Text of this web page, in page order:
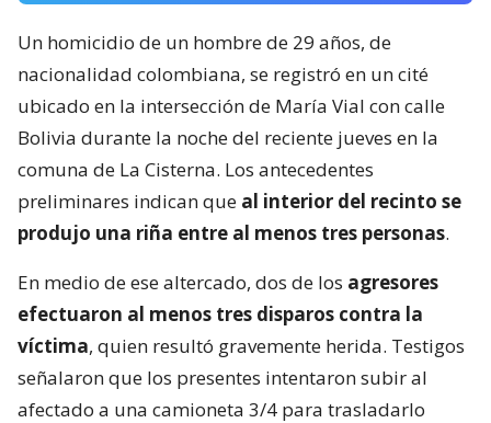
Un homicidio de un hombre de 29 años, de
nacionalidad colombiana, se registró en un cité
ubicado en la intersección de María Vial con calle
Bolivia durante la noche del reciente jueves en la
comuna de La Cisterna. Los antecedentes
preliminares indican que al interior del recinto se
produjo una riña entre al menos tres personas.
En medio de ese altercado, dos de los agresores
efectuaron al menos tres disparos contra la
víctima, quien resultó gravemente herida. Testigos
señalaron que los presentes intentaron subir al
afectado a una camioneta 3/4 para trasladarlo